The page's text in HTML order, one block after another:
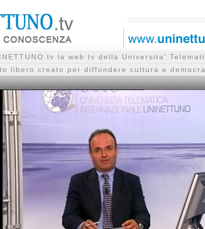
la web tv della Universita'
libero creato per diffondere cultura e